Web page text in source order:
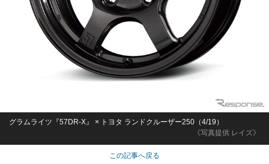
《写真提供 レイズ》
グラムライツ『57DR-X』 × トヨタ ランドクルーザー250（4/19）
この記事へ戻る